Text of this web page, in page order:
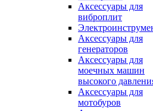
Аксессуары для
виброплит
Аксессуары для
генераторов
Аксессуары для
моечных машин
высокого
Аксессуары для
мотобуров